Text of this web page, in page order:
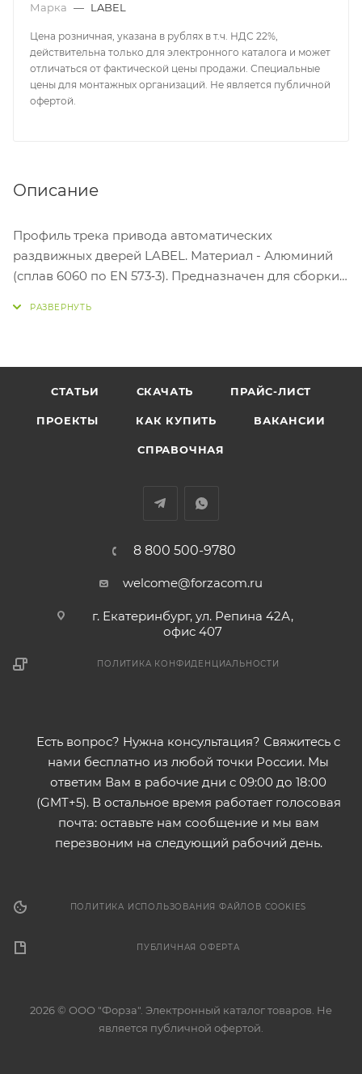
Марка — LABEL
Цена розничная, указана в рублях в т.ч. НДС 22%,
действительна только для электронного каталога и может
отличаться от фактической цены продажи. Специальные
цены для монтажных организаций. Не является публичной
офертой.
Описание
Профиль трека привода автоматических
раздвижных дверей LABEL. Материал - Алюминий
(сплав 6060 по EN 573‐3). Предназначен для сборки
СТАТЬИ СКАЧАТЬ ПРАЙС-ЛИСТ
ПРОЕКТЫ КАК КУПИТЬ ВАКАНСИИ
СПРАВОЧНАЯ
8 800 500-9780
welcome@forzacom.ru
г. Екатеринбург, ул. Репина 42А,
офис 407
ПОЛИТИКА КОНФИДЕНЦИАЛЬНОСТИ
Есть вопрос? Нужна консультация? Свяжитесь с
нами бесплатно из любой точки России. Мы
ответим Вам в рабочие дни с 09:00 до 18:00
(GMT+5). В остальное время работает голосовая
почта: оставьте нам сообщение и мы вам
перезвоним на следующий рабочий день.
ПОЛИТИКА ИСПОЛЬЗОВАНИЯ ФАЙЛОВ COOKIES
ПУБЛИЧНАЯ ОФЕРТА
2026 © ООО "Форза". Электронный каталог товаров. Не
является публичной офертой.